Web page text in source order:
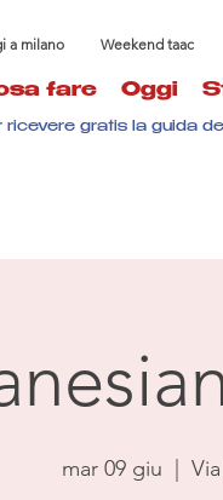
a milano Weekend taac
fare Oggi
ricevere gratis la guida
mar 09 giu